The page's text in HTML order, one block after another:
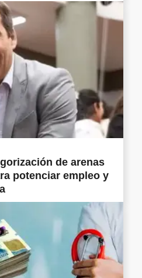
de arenas
potenciar empleo y